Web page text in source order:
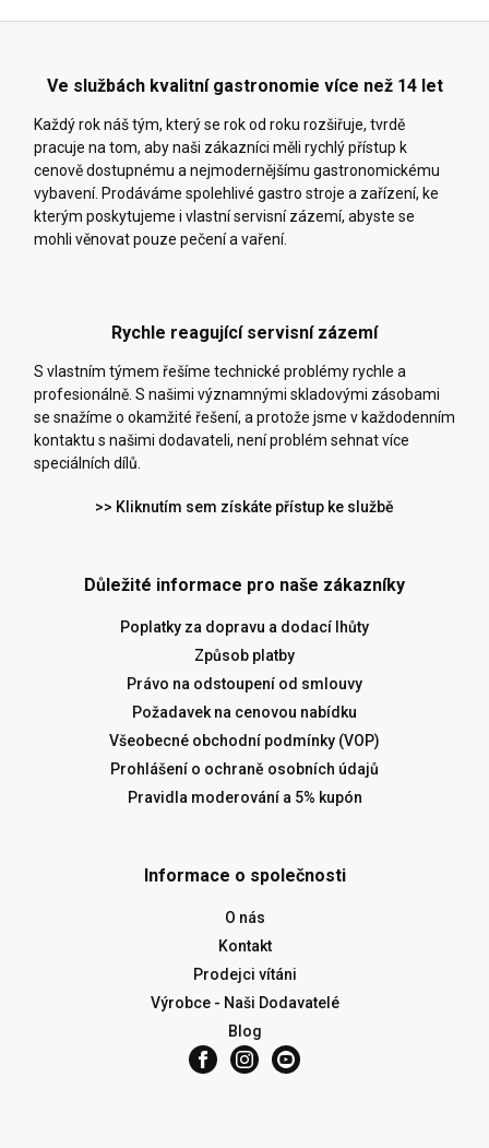
Ve službách kvalitní gastronomie více než 14 let
Každý rok náš tým, který se rok od roku rozšiřuje, tvrdě
pracuje na tom, aby naši zákazníci měli rychlý přístup k
cenově dostupnému a nejmodernějšímu gastronomickému
vybavení. Prodáváme spolehlivé gastro stroje a zařízení, ke
kterým poskytujeme i vlastní servisní zázemí, abyste se
mohli věnovat pouze pečení a vaření.
Rychle reagující servisní zázemí
S vlastním týmem řešíme technické problémy rychle a
profesionálně. S našimi významnými skladovými zásobami
se snažíme o okamžité řešení, a protože jsme v každodenním
kontaktu s našimi dodavateli, není problém sehnat více
speciálních dílů.
>> Kliknutím sem získáte přístup ke službě
Důležité informace pro naše zákazníky
Poplatky za dopravu a dodací lhůty
Způsob platby
Právo na odstoupení od smlouvy
Požadavek na cenovou nabídku
Všeobecné obchodní podmínky (VOP)
Prohlášení o ochraně osobních údajů
Pravidla moderování a 5% kupón
Informace o společnosti
O nás
Kontakt
Prodejci vítáni
Výrobce - Naši Dodavatelé
Blog